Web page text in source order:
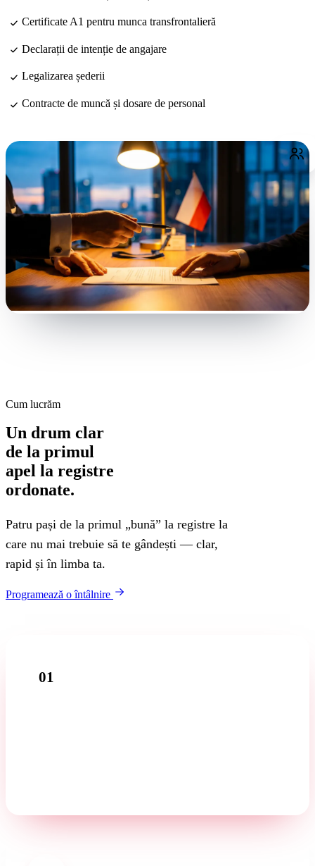
Certificate A1 pentru munca transfrontalieră
Declarații de intenție de angajare
Legalizarea șederii
Contracte de muncă și dosare de personal
Cum lucrăm
Un drum clar
de la primul
apel la registre
ordonate.
Patru pași de la primul „bună” la registre la
care nu mai trebuie să te gândești — clar,
rapid și în limba ta.
Programează o întâlnire
01